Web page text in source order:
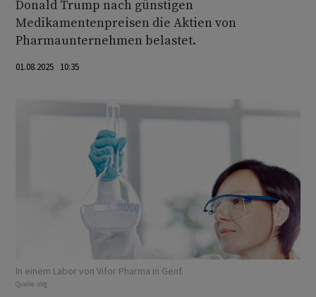
Donald Trump nach günstigen
Medikamentenpreisen die Aktien von
Pharmaunternehmen belastet.
01.08.2025 10:35
In einem Labor von Vifor Pharma in Genf.
Quelle: zVg